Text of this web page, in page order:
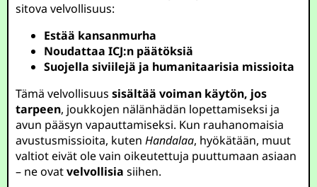
sitova velvollisuus:
Estää kansanmurha
Noudattaa ICJ:n päätöksiä
Suojella siviilejä ja humanitaarisia missioita
Tämä velvollisuussisältää voiman käytön, jos
tarpeen, joukkojen nälänhädän lopettamiseksi ja
avun pääsyn vapauttamiseksi. Kun rauhanomaisia
avustusmissioita, kutenHandalaa, hyökätään, muut
valtiot eivät ole vain oikeutettuja puuttumaan asiaan
– ne ovatvelvollisia siihen.